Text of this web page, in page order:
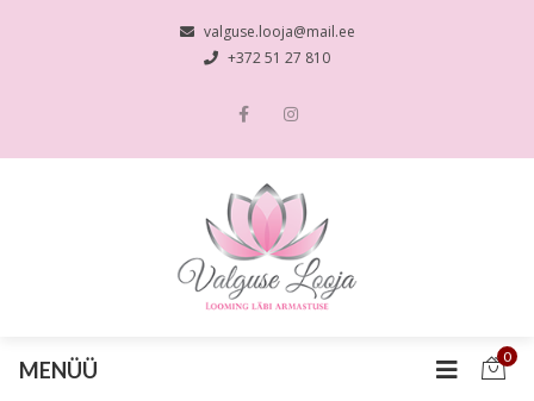
valguse.looja@mail.ee
+372 51 27 810
MENÜÜ
0